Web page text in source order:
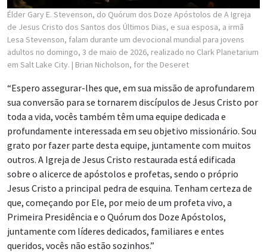
Élder Gary E. Stevenson, do Quórum dos Doze Apóstolos de A Igreja
de Jesus Cristo dos Santos dos Últimos Dias, e sua esposa, a irmã
Lesa Stevenson, falam durante um devocional mundial para jovens
adultos no domingo, 3 de maio de 2026, realizado no Clark Planetarium
em Salt Lake City. | Brian Nicholson, for the Deseret
“Espero assegurar-lhes que, em sua missão de aprofundarem
sua conversão para se tornarem discípulos de Jesus Cristo por
toda a vida, vocês também têm uma equipe dedicada e
profundamente interessada em seu objetivo missionário. Sou
grato por fazer parte desta equipe, juntamente com muitos
outros. A Igreja de Jesus Cristo restaurada está edificada
sobre o alicerce de apóstolos e profetas, sendo o próprio
Jesus Cristo a principal pedra de esquina. Tenham certeza de
que, começando por Ele, por meio de um profeta vivo, a
Primeira Presidência e o Quórum dos Doze Apóstolos,
juntamente com líderes dedicados, familiares e entes
queridos, vocês não estão sozinhos.”